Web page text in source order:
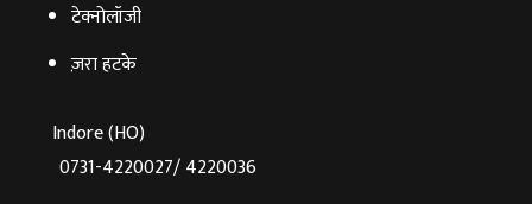
टेक्‍नोलॉजी
ज़रा हटके
Indore (HO)
0731-4220027/ 4220036